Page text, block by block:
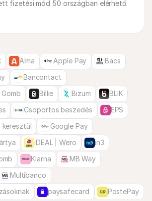
fizetési mód 50 országban elérhető.
Alma Apple Pay
Bacs
Bancontact
Billie Bizum
BLIK
Csoportos beszedés
EPS
keresztül
Google Pay
iDEAL | Wero
in3
Klarna
MB Way
Multibanco
paysafecard
PostePay